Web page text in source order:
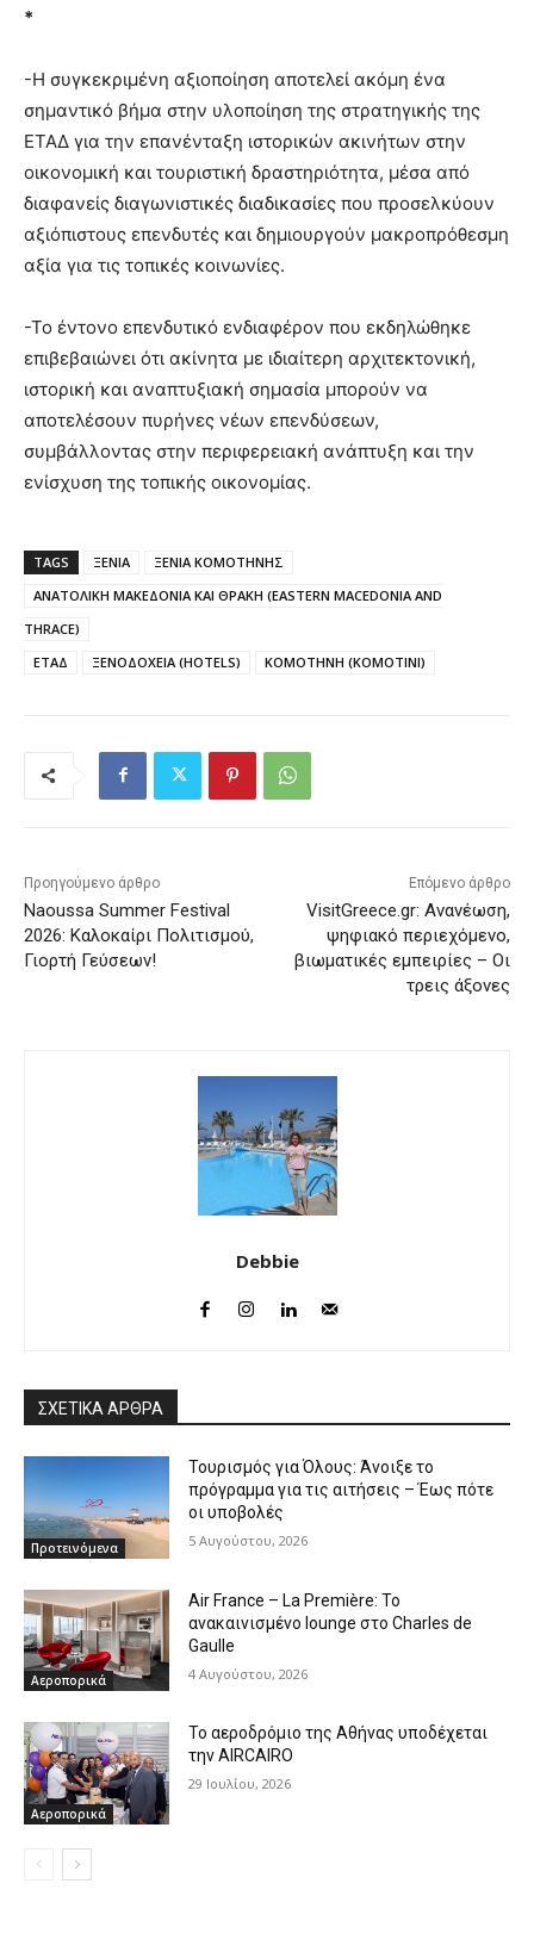
*
-Η συγκεκριμένη αξιοποίηση αποτελεί ακόμη ένα
σημαντικό βήμα στην υλοποίηση της στρατηγικής της
ΕΤΑΔ για την επανένταξη ιστορικών ακινήτων στην
οικονομική και τουριστική δραστηριότητα, μέσα από
διαφανείς διαγωνιστικές διαδικασίες που προσελκύουν
αξιόπιστους επενδυτές και δημιουργούν μακροπρόθεσμη
αξία για τις τοπικές κοινωνίες.
-Το έντονο επενδυτικό ενδιαφέρον που εκδηλώθηκε
επιβεβαιώνει ότι ακίνητα με ιδιαίτερη αρχιτεκτονική,
ιστορική και αναπτυξιακή σημασία μπορούν να
αποτελέσουν πυρήνες νέων επενδύσεων,
συμβάλλοντας στην περιφερειακή ανάπτυξη και την
ενίσχυση της τοπικής οικονομίας.
TAGS ΞΕΝΙΑ
ΞΕΝΙΑ ΚΟΜΟΤΗΝΗΣ
ΑΝΑΤΟΛΙΚΗ ΜΑΚΕΔΟΝΙΑ ΚΑΙ ΘΡΑΚΗ (EASTERN MACEDONIA AND
THRACE)
ΕΤΑΔ
ΞΕΝΟΔΟΧΕΙΑ (HOTELS) ΚΟΜΟΤΗΝΗ (KOMOTINI)
Προηγούμενο άρθρο
Naoussa Summer Festival
2026: Καλοκαίρι Πολιτισμού,
Γιορτή Γεύσεων!
Επόμενο άρθρο
VisitGreece.gr: Ανανέωση,
ψηφιακό περιεχόμενο,
βιωματικές εμπειρίες – Οι
τρεις άξονες
Debbie
ΣΧΕΤΙΚΑ ΑΡΘΡΑ
Προτεινόμενα
Τουρισμός για Όλους: Άνοιξε το
πρόγραμμα για τις αιτήσεις – Έως πότε
οι υποβολές
5 Αυγούστου, 2026
Αεροπορικά
Air France – La Première: Το
ανακαινισμένο lounge στο Charles de
Gaulle
4 Αυγούστου, 2026
Αεροπορικά
Το αεροδρόμιο της Αθήνας υποδέχεται
την AIRCAIRO
29 Ιουλίου, 2026